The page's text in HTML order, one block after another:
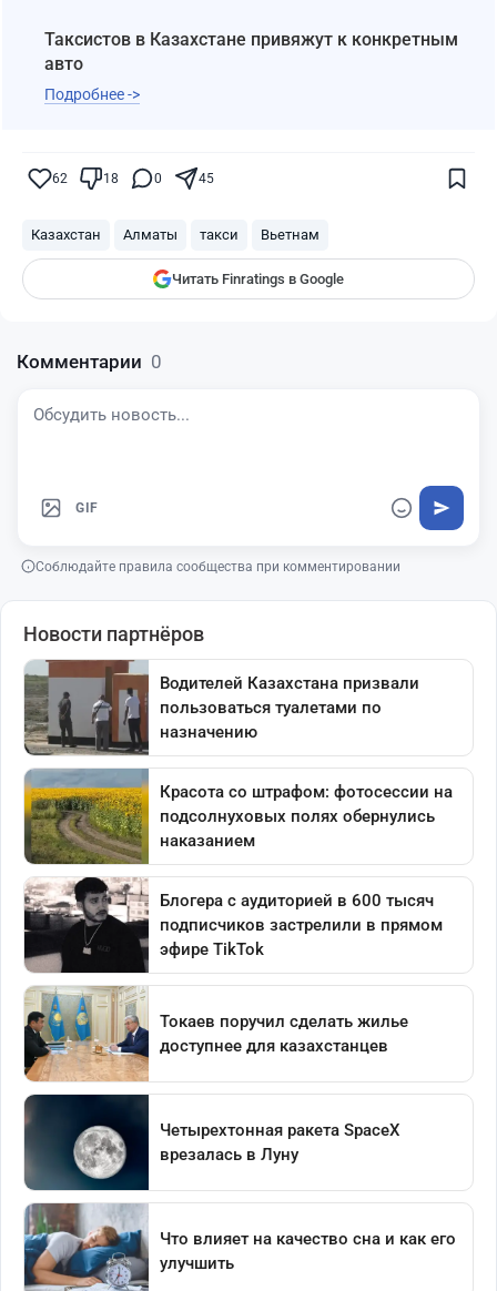
Таксистов в Казахстане привяжут к конкретным
авто
Подробнее ->
62 18 0 45
Казахстан Алматы такси Вьетнам
Читать Finratings в Google
показываться вам
Комментарии 0
GIF
Соблюдайте правила сообщества при комментировании